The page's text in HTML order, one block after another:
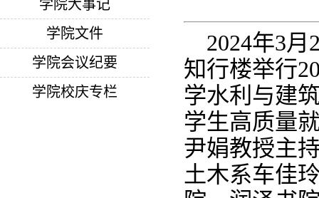
学院大事记
学院文件
学院会议纪要
学院校庆专栏
2024年3
知行楼举行
学水利与建
学生高质量
尹娟教授主
土木系车佳